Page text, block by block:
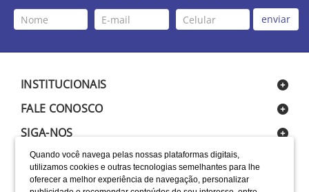
Quando você navega pelas nossas plataformas digitais,
utilizamos cookies e outras tecnologias semelhantes para lhe
oferecer a melhor experiência de navegação, personalizar
enviar
INSTITUCIONAIS
FALE CONOSCO
SIGA-NOS